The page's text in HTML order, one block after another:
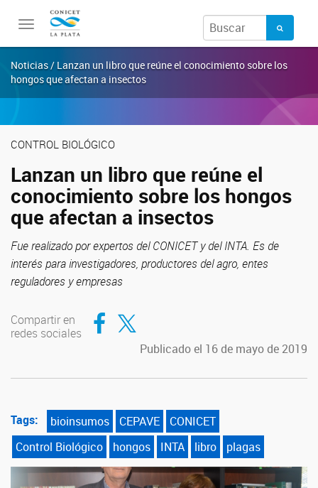
Toggle
navigation
Noticias / Lanzan un libro que reúne el conocimiento sobre los
hongos que afectan a insectos
CONTROL BIOLÓGICO
Lanzan un libro que reúne el
conocimiento sobre los hongos
que afectan a insectos
Fue realizado por expertos del CONICET y del INTA. Es de
interés para investigadores, productores del agro, entes
reguladores y empresas
Compartir en
redes sociales
Compartir en Facebook
Compartir en Twitter
Publicado el 16 de mayo de 2019
Tags: bioinsumos CEPAVE
CONICET
Control Biológico
hongos INTA libro plagas